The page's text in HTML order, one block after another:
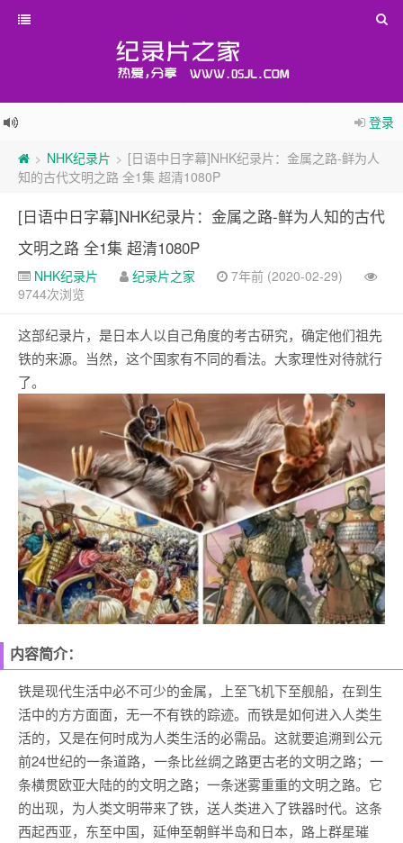
登录
> NHK纪录片 > [日语中日字幕]NHK纪录片：金属之路-鲜为人
知的古代文明之路 全1集 超清1080P
[日语中日字幕]NHK纪录片：金属之路-鲜为人知的古代
文明之路 全1集 超清1080P
NHK纪录片 纪录片之家
7年前 (2020-02-29)
9744次浏览
这部纪录片，是日本人以自己角度的考古研究，确定他们祖先
铁的来源。当然，这个国家有不同的看法。大家理性对待就行
了。
内容简介：
铁是现代生活中必不可少的金属，上至飞机下至舰船，在到生
活中的方方面面，无一不有铁的踪迹。而铁是如何进入人类生
活的，又是在何时成为人类生活的必需品。这就要追溯到公元
前24世纪的一条道路，一条比丝绸之路更古老的文明之路；一
条横贯欧亚大陆的的文明之路；一条迷雾重重的文明之路。它
的出现，为人类文明带来了铁，送人类进入了铁器时代。这条
西起西亚，东至中国，延伸至朝鲜半岛和日本，路上群星璀